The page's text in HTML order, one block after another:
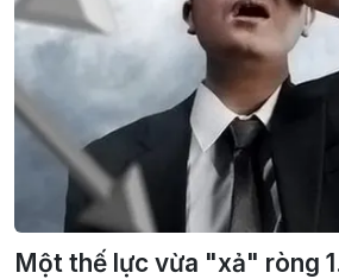
Một thế lực vừa "xả" ròng